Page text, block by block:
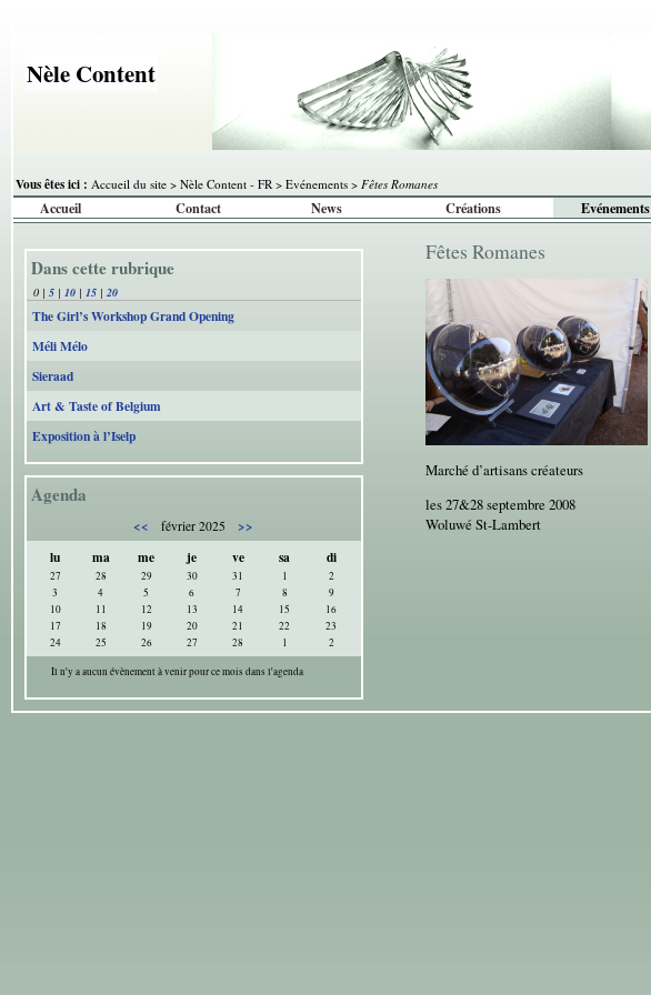
Nèle Content
Vous êtes ici : Accueil du site > Nèle Content - FR > Evénements > Fêtes Romanes
Accueil Contact News Créations Evénements
Dans cette rubrique
0 | 5 | 10 | 15 | 20
The Girl’s Workshop Grand Opening
Méli Mélo
Sieraad
Art & Taste of Belgium
Exposition à l’Iselp
Agenda
<< février 2025
>>
lu
ma me je ve sa di
27 28 29 30 31 1
2
3
4 5 6 7 8
9
10
11 12 13 14 15
16
17
18 19 20 21 22
23
24
25 26 27 28 1
2
Il n'y a aucun évènement à venir pour ce mois dans l'agenda
Fêtes Romanes
Marché d’artisans créateurs
les 27&28 septembre 2008
Woluwé St-Lambert